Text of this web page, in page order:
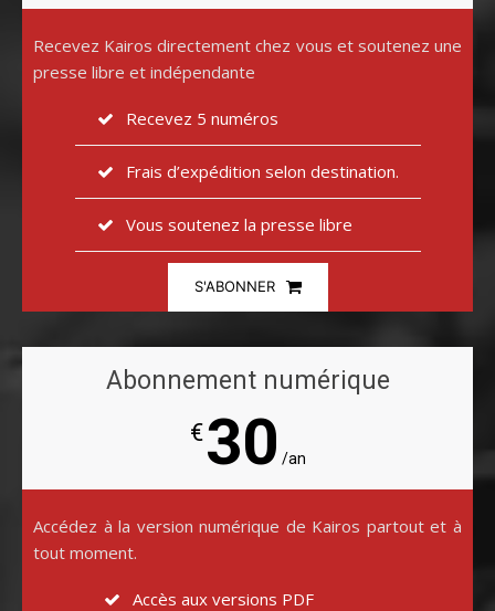
Recevez Kairos directement chez vous et soutenez une
presse libre et indépendante
Recevez 5 numéros
Frais d’expédition selon destination.
Vous soutenez la presse libre
S'ABONNER
Abonnement numérique
€30 /an
Accédez à la version numérique de Kairos partout et à
tout moment.
Accès aux versions PDF